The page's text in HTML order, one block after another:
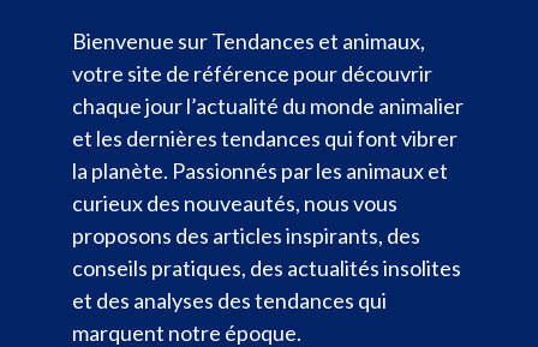
Bienvenue sur Tendances et animaux,
votre site de référence pour découvrir
chaque jour l’actualité du monde animalier
et les dernières tendances qui font vibrer
la planète. Passionnés par les animaux et
curieux des nouveautés, nous vous
proposons des articles inspirants, des
conseils pratiques, des actualités insolites
et des analyses des tendances qui
marquent notre époque.